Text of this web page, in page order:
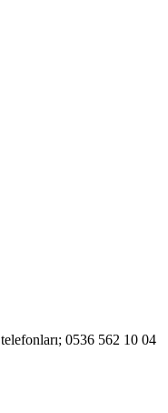
|
Lazım
0536 562 10 04